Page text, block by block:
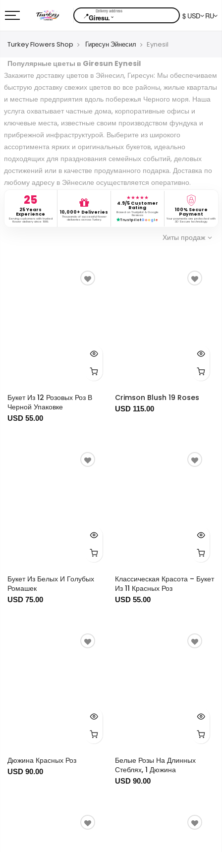
📍Giresu.⌄ $ USD RU
Turkey Flowers Shop Гиресун Эйнесил Eynesil
Популярные цветы в Giresun Eynesil
Закажите доставку цветов в Эйнесил, Гиресун: Мы обеспечиваем
быструю доставку свежих цветов во все районы, жилые кварталы
и местные предприятия вдоль побережья Черного моря. Наша
услуга охватывает частные дома, корпоративные офисы и
ключевые места, известные своим производством фундука и
прибрежной инфраструктурой. Выберите из широкого
ассортимента ярких и оригинальных букетов, идеально
подходящих для празднования семейных событий, деловых
достижений или в качестве продуманного подарка. Доставка по
любому адресу в Эйнесиле осуществляется оперативно.
25
25 Years
Experience
Serving customers with trusted
flower delivery since 1999.
10,000+ Deliveries
Thousands of successful flower
deliveries across Turkey.
★★★★★
4.9/5 Customer
Rating
Based on Trustpilot & Google
Reviews
TrustpilotG o o g l e
100% Secure
Payment
Your payments are protected with
3D Secure technology.
Хиты продаж
Букет Из 12 Розовых Роз В
Черной Упаковке
USD 55.00
Crimson Blush 19 Roses
USD 115.00
Букет Из Белых И Голубых
Ромашек
USD 75.00
Классическая Красота – Букет
Из 11 Красных Роз
USD 55.00
Дюжина Красных Роз
USD 90.00
Белые Розы На Длинных
Стеблях, 1 Дюжина
USD 90.00